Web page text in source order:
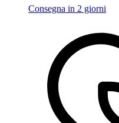
Consegna in 2 giorni